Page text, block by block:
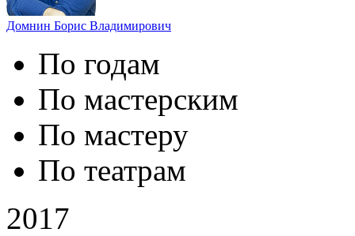
Домнин Борис Владимирович
По годам
По мастерcким
По мастеру
По театрам
2017